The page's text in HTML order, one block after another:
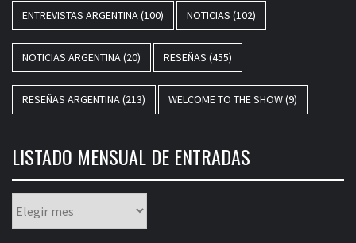
ENTREVISTAS ARGENTINA(100) NOTICIAS (102)
NOTICIAS ARGENTINA(20) RESEÑAS (455)
RESEÑAS ARGENTINA(213) WELCOME TO THE SHOW(9)
LISTADO MENSUAL DE ENTRADAS
mensual